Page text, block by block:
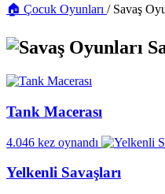
🏠 Çocuk Oyunları / Savaş
Tank Macerası
4.046 kez oynandı
Yelkenli Savaşları